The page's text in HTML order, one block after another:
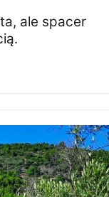
ale spacer